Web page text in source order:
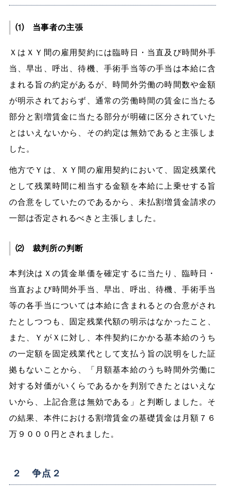
⑴ 当事者の主張
ＸはＸＹ間の雇用契約には臨時日・当直及び時間外手
当、早出、呼出、待機、手術手当等の手当は本給に含
まれる旨の約定があるが、時間外労働の時間数や金額
が明示されておらず、通常の労働時間の賃金に当たる
部分と割増賃金に当たる部分が明確に区分されていた
とはいえないから、その約定は無効であると主張しま
した。
他方でＹは、ＸＹ間の雇用契約において、固定残業代
として残業時間に相当する金額を本給に上乗せする旨
の合意をしていたのであるから、未払割増賃金請求の
一部は否定されるべきと主張しました。
⑵ 裁判所の判断
本判決はＸの賃金単価を確定するに当たり、臨時日・
当直および時間外手当、早出、呼出、待機、手術手当
等の各手当については本給に含まれるとの合意がされ
たとしつつも、固定残業代額の明示はなかったこと、
また、ＹがＸに対し、本件契約にかかる基本給のうち
の一定額を固定残業代として支払う旨の説明をした証
拠もないことから、「月額基本給のうち時間外労働に
対する対価がいくらであるかを判別できたとはいえな
いから、上記合意は無効である」と判断しました。そ
の結果、本件における割増賃金の基礎賃金は月額７６
万９０００円とされました。
２ 争点２